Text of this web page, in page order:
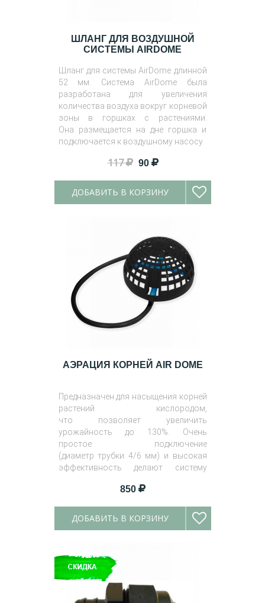
ШЛАНГ ДЛЯ ВОЗДУШНОЙ
СИСТЕМЫ AIRDOME
Шланг для системы AirDome длинной
52 мм. Система AirDome была
разработана для увеличения
количества воздуха вокруг корневой
зоны в горшках с растениями.
Она размещается на дне горшка и
подключается к воздушному насосу.
117 90
ДОБАВИТЬ В КОРЗИНУ
АЭРАЦИЯ КОРНЕЙ AIR DOME
Предназначен для насыщения корней
растений кислородом,
что позволяет увеличить
урожайность до 130%. Очень
простое подключение
(диаметр трубки 4/6 мм) и высокая
эффективность делают систему
850
ДОБАВИТЬ В КОРЗИНУ